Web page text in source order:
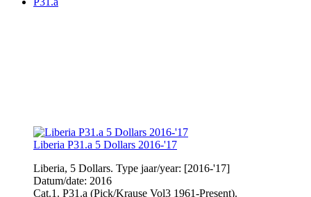
Liberia P31.a 5 Dollars 2016-'17
Liberia, 5 Dollars. Type jaar/year: [2016-'17]
Datum/date: 2016
Cat.1. P31.a (Pick/Krause Vol3 1961-Present).